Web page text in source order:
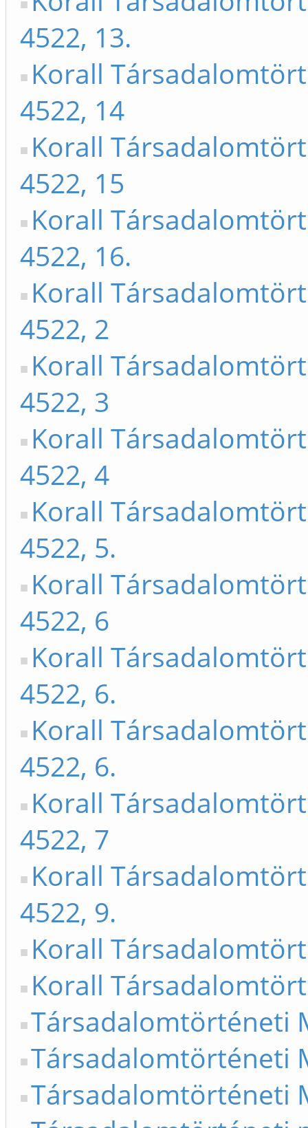
4522, 13.
Korall
4522, 14
Korall
4522, 15
Korall
4522, 16.
Korall
4522, 2
Korall
4522, 3
Korall
4522, 4
Korall
4522, 5.
Korall
4522, 6
Korall
4522, 6.
Korall
4522, 6.
Korall
4522, 7
Korall
4522, 9.
Korall
Korall
Társadalomtörténeti
Társadalomtörténeti
Társadalomtörténeti